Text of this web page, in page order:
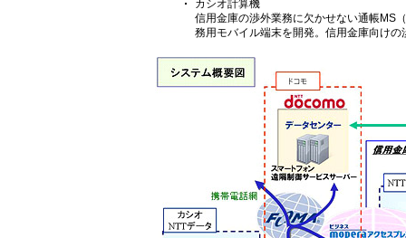
カシオ計算機
信用金庫の渉外業務に欠かせない通帳MS
務用モバイル端末を開発。信用金庫向け